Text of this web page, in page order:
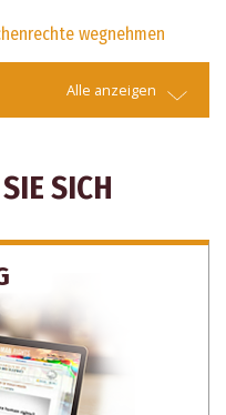
wegnehmen
Alle anzeigen
SICH